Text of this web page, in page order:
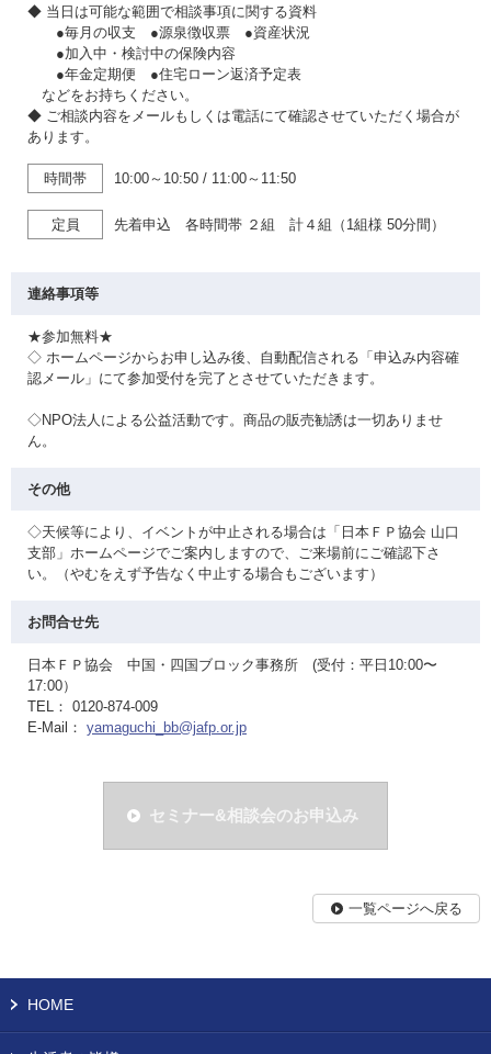
◆ 当日は可能な範囲で相談事項に関する資料
●毎月の収支 ●源泉徴収票 ●資産状況
●加入中・検討中の保険内容
●年金定期便 ●住宅ローン返済予定表
などをお持ちください。
◆ ご相談内容をメールもしくは電話にて確認させていただく場合が
あります。
時間帯 10:00～10:50 / 11:00～11:50
定員 先着申込 各時間帯 ２組 計４組（1組様 50分間）
連絡事項等
★参加無料★
◇ ホームページからお申し込み後、自動配信される「申込み内容確
認メール」にて参加受付を完了とさせていただきます。
◇NPO法人による公益活動です。商品の販売勧誘は一切ありませ
ん。
その他
◇天候等により、イベントが中止される場合は「日本ＦＰ協会 山口
支部」ホームページでご案内しますので、ご来場前にご確認下さ
い。（やむをえず予告なく中止する場合もございます）
お問合せ先
日本ＦＰ協会 中国・四国ブロック事務所 (受付：平日10:00〜
17:00）
TEL： 0120-874-009
E-Mail： yamaguchi_bb@jafp.or.jp
セミナー&相談会のお申込み
一覧ページへ戻る
HOME